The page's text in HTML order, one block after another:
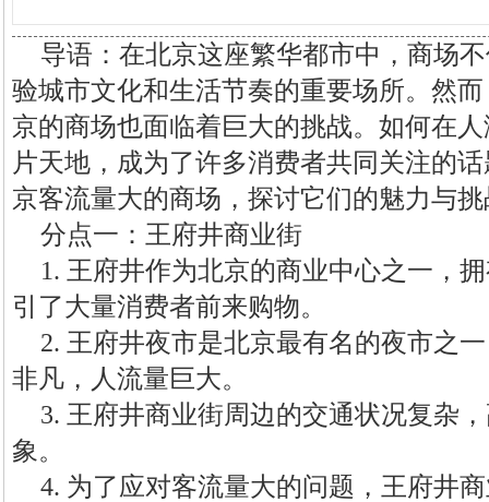
导语：在北京这座繁华都市中，商场
验城市文化和生活节奏的重要场所。然
京的商场也面临着巨大的挑战。如何在
片天地，成为了许多消费者共同关注的
京客流量大的商场，探讨它们的魅力与
分点一：王府井商业街
1. 王府井作为北京的商业中心之一，
引了大量消费者前来购物。
2. 王府井夜市是北京最有名的夜市之
非凡，人流量巨大。
3. 王府井商业街周边的交通状况复杂
象。
4. 为了应对客流量大的问题，王府井